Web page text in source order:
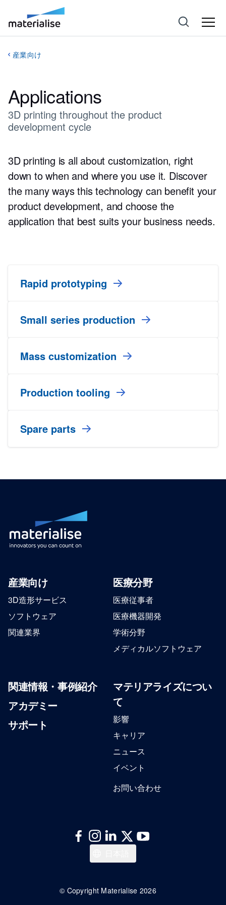
産業向け
Applications
3D printing throughout the product
development cycle
3D printing is all about customization, right
down to when and where you use it. Discover
the many ways this technology can benefit your
product development, and choose the
application that best suits your business needs.
Rapid prototyping
Small series production
Mass customization
Production tooling
Spare parts
産業向け
3D造形サービス
ソフトウェア
関連業界
医療分野
医療従事者
医療機器開発
学術分野
メディカルソフトウェア
関連情報・事例紹介
アカデミー
サポート
マテリアライズについ
て
影響
キャリア
ニュース
イベント
お問い合わせ
Deutsch
© Copyright Materialise 2026